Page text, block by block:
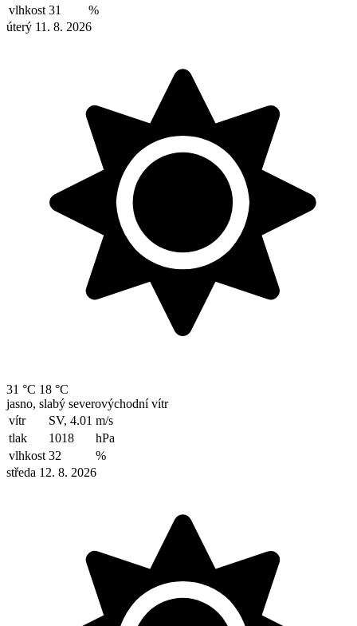
vlhkost 31
%
úterý 11. 8. 2026
31 °C 18 °C
jasno, slabý severovýchodní vítr
vítr
SV, 4.01 m/s
tlak
1018
hPa
vlhkost 32
%
středa 12. 8. 2026